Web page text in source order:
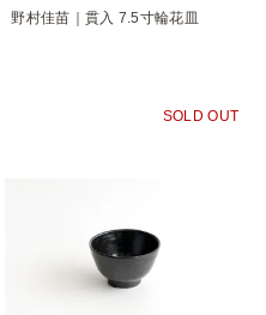
野村佳苗｜貫入 7.5寸輪花皿
SOLD OUT